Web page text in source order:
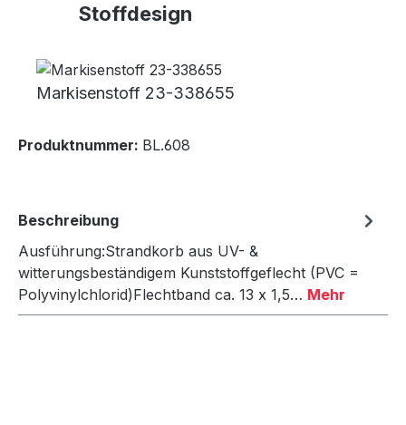
Stoffdesign
Markisenstoff 23-338655
Produktnummer: BL.608
Beschreibung
Ausführung:Strandkorb aus UV- &
witterungsbeständigem Kunststoffgeflecht (PVC =
Polyvinylchlorid)Flechtband ca. 13 x 1,5… Mehr